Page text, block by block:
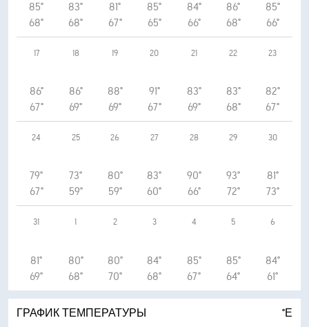
85°
68°
83°
68°
81°
67°
85°
65°
84°
66°
86°
68°
85°
66°
17
86°
67°
18
86°
69°
19
88°
69°
20
91°
67°
21
83°
69°
22
83°
68°
23
82°
67°
24
79°
67°
25
73°
59°
26
80°
59°
27
83°
60°
28
90°
66°
29
93°
72°
30
81°
73°
31
81°
69°
1
80°
68°
2
80°
70°
3
84°
68°
4
85°
67°
5
85°
64°
6
84°
61°
ГРАФИК ТЕМПЕРАТУРЫ °Е